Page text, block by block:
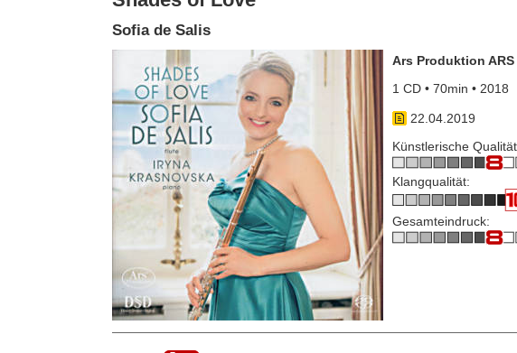
Sofia de Salis
Ars Produktion ARS
1 CD • 70min • 2018
22.04.2019
Künstlerische
Klangqualität:
Gesamteindruck: